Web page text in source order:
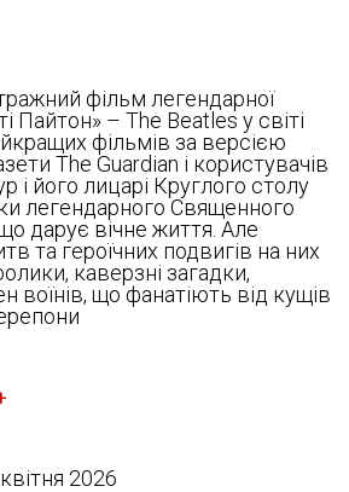
фільм легендарної
Пайтон» – The Beatles у світі
фільмів за версією
The Guardian і користувачів
і його лицарі Круглого столу
легендарного Священного
що дарує вічне життя. Але
та героїчних подвигів на них
каверзні загадки,
воїнів, що фанатіють від кущів
2026